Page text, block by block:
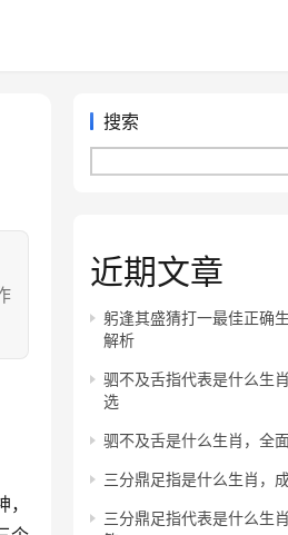
搜索
近期文章
躬逢其盛猜打一最佳正确
解析
驷不及舌指代表是什么生
选
驷不及舌是什么生肖，全
三分鼎足指是什么生肖，
三分鼎足指代表是什么生